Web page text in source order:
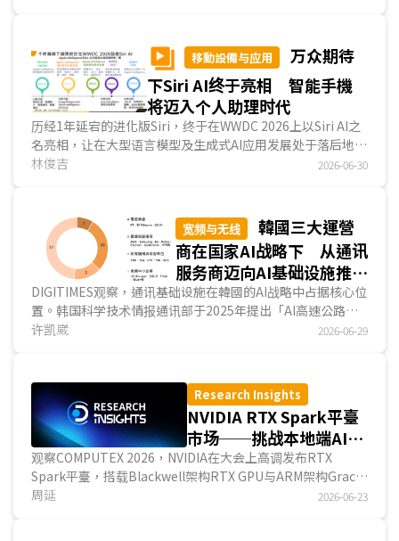
移動設備与应用
万众期待
下Siri AI终于亮相 智能手機
将迈入个人助理时代
历经1年延宕的进化版Siri，终于在WWDC 2026上以Siri AI之
名亮相，让在大型语言模型及生成式AI应用发展处于落后地位
的苹果迎头赶上竞争者。DIGITIMES认为，相较于...
林俊吉 2026-06-30
宽频与无线
韓國三大運營
商在国家AI战略下 从通讯
服务商迈向AI基础设施推动
者
DIGITIMES观察，通讯基础设施在韓國的AI战略中占据核心位
置。韩国科学技术情报通讯部于2025年提出「AI高速公路」
战略，将移動通讯、有线光纤、海底电缆与低轨卫星等四层通
商SK电信(SK Telecom；SKT)、韩国电信(Korea
Telecom；KT)与LG U+从营收承压的内需业者，集体升级为
国家AI主权的执行载体。对照全球多数運營商，多以个别摸索
的方式推进AI转型，韓國则展现出电信业集体升级的政策与产
业协同转型的AI发展态势。...
许凯崴 2026-06-29
Research Insights
NVIDIA RTX Spark平臺
市场──挑战本地端AI代
理人的美好愿景与现实
观察COMPUTEX 2026，NVIDIA在大会上高调发布RTX
Spark平臺，搭载Blackwell架构RTX GPU与ARM架构Grace
CPU，并以Windows操作系統为基础，主打本地端AI代理人
周延 2026-06-23